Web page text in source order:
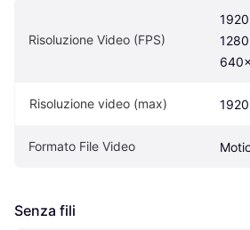
Risoluzione Video (FPS)
Risoluzione video (max)
Formato File Video
Senza fili